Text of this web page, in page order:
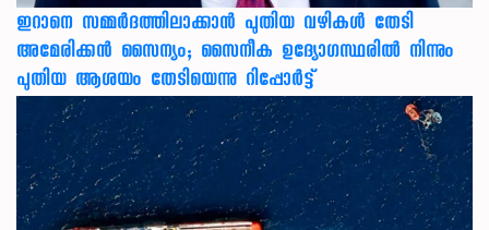
ഇറാനെ സമ്മര്‍ദത്തിലാക്കാന്‍ പുതിയ വഴികള്‍ തേടി
അമേരിക്കന്‍ സൈന്യം; സൈനീക ഉദ്യോഗസ്ഥരില്‍ നിന്നും
പുതിയ ആശയം തേടിയെന്നു റിപ്പോര്‍ട്ട്